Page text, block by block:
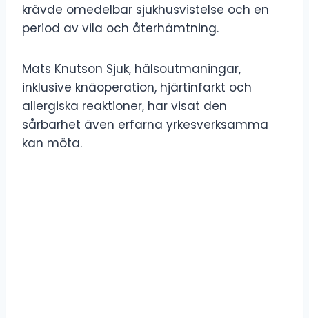
krävde omedelbar sjukhusvistelse och en
period av vila och återhämtning.
Mats Knutson Sjuk, hälsoutmaningar,
inklusive knäoperation, hjärtinfarkt och
allergiska reaktioner, har visat den
sårbarhet även erfarna yrkesverksamma
kan möta.